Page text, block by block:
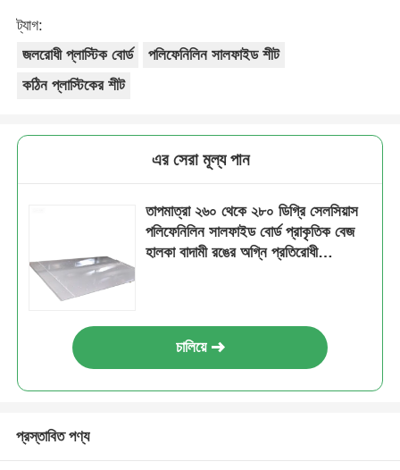
ট্যাগ:
জলরোধী প্লাস্টিক বোর্ড
পলিফেনিলিন সালফাইড শীট
কঠিন প্লাস্টিকের শীট
এর সেরা মূল্য পান
তাপমাত্রা ২৬০ থেকে ২৮০ ডিগ্রি সেলসিয়াস
পলিফেনিলিন সালফাইড বোর্ড প্রাকৃতিক বেজ
হালকা বাদামী রঙের অগ্নি প্রতিরোধী
চালিয়ে
প্রস্তাবিত পণ্য